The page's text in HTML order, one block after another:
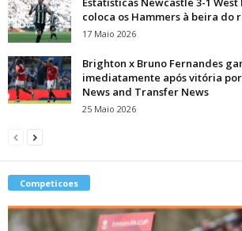
coloca os Hammers à beira do
17 Maio 2026
Brighton x Bruno Fernandes
imediatamente após vitória por
News and Transfer News
25 Maio 2026
Competicoes